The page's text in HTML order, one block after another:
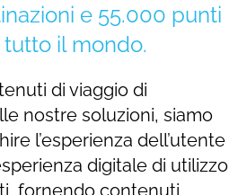
e 55.000 punti
il mondo.
di viaggio di
nostre soluzioni, siamo
l’esperienza dell’utente
digitale di utilizzo
fornendo contenuti